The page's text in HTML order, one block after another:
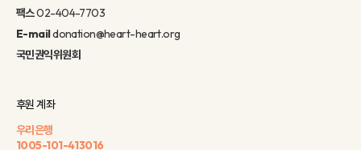
팩스02-404-7703
E-maildonation@heart-heart.org
국민권익위원회
후원 계좌
우리은행
1005-101-413016